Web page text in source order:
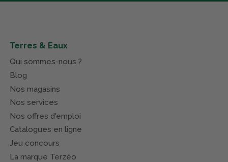
Terres & Eaux
Qui sommes-nous ?
Blog
Nos magasins
Nos services
Nos offres d'emploi
Catalogues en ligne
Jeu concours
La marque Terzéo